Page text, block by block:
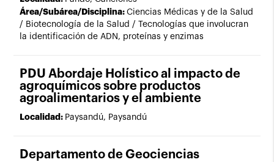
Área/Subárea/Disciplina:Ciencias Médicas y de la Salud
/ Biotecnología de la Salud / Tecnologías que involucran
la identificación de ADN, proteínas y enzimas
PDU Abordaje Holístico al impacto de
agroquímicos sobre productos
agroalimentarios y el ambiente
Localidad: Paysandú, Paysandú
Departamento de Geociencias